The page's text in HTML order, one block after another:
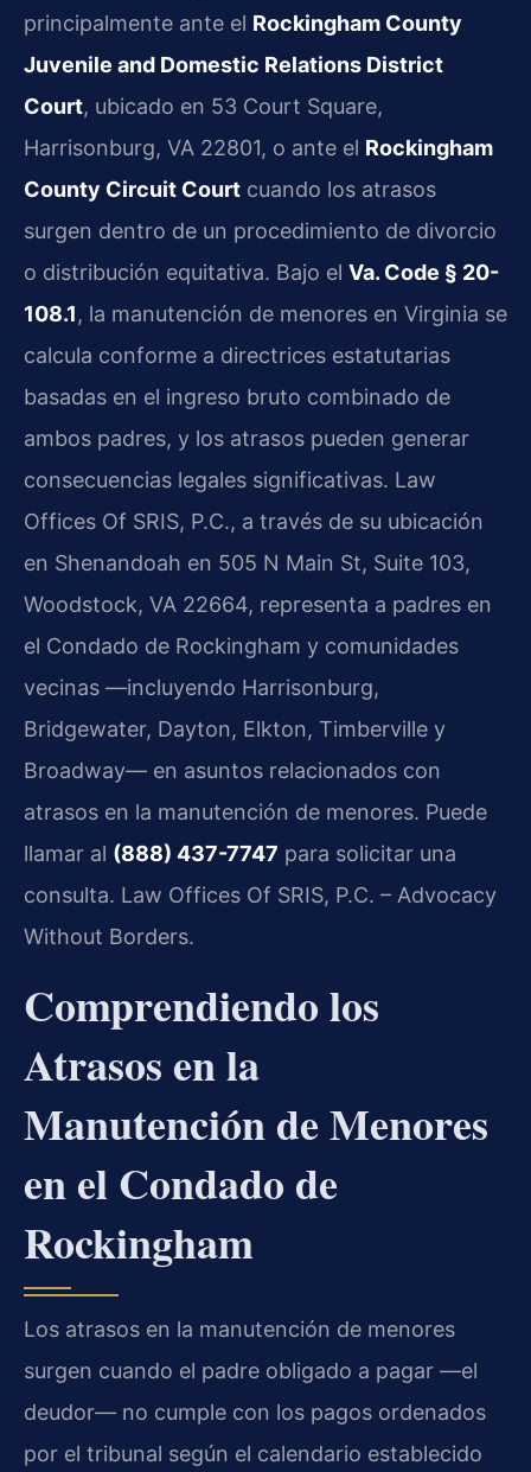
principalmente ante el Rockingham County
Juvenile and Domestic Relations District
Court, ubicado en 53 Court Square,
Harrisonburg, VA 22801, o ante el Rockingham
County Circuit Court cuando los atrasos
surgen dentro de un procedimiento de divorcio
o distribución equitativa. Bajo el Va. Code § 20-
108.1, la manutención de menores en Virginia se
calcula conforme a directrices estatutarias
basadas en el ingreso bruto combinado de
ambos padres, y los atrasos pueden generar
consecuencias legales significativas. Law
Offices Of SRIS, P.C., a través de su ubicación
en Shenandoah en 505 N Main St, Suite 103,
Woodstock, VA 22664, representa a padres en
el Condado de Rockingham y comunidades
vecinas —incluyendo Harrisonburg,
Bridgewater, Dayton, Elkton, Timberville y
Broadway— en asuntos relacionados con
atrasos en la manutención de menores. Puede
llamar al (888) 437-7747 para solicitar una
consulta. Law Offices Of SRIS, P.C. – Advocacy
Without Borders.
Comprendiendo los
Atrasos en la
Manutención de Menores
en el Condado de
Rockingham
Los atrasos en la manutención de menores
surgen cuando el padre obligado a pagar —el
deudor— no cumple con los pagos ordenados
por el tribunal según el calendario establecido